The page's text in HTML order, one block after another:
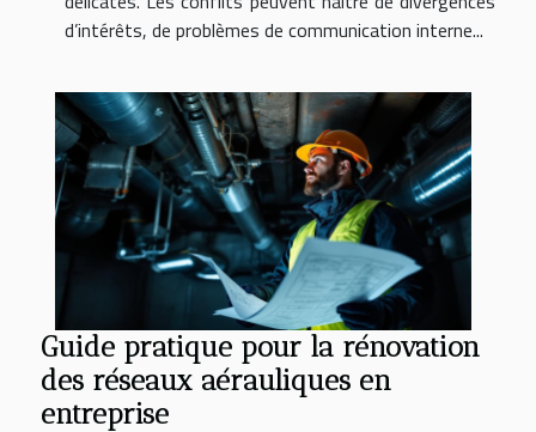
d’intérêts, de problèmes de communication interne...
Guide pratique pour la rénovation
des réseaux aérauliques en
entreprise